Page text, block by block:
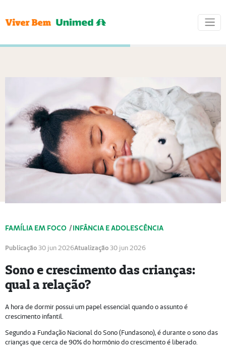
FAMÍLIA EM FOCO /INFÂNCIA E ADOLESCÊNCIA
Publicação30 jun 2026Atualização30 jun 2026
Sono e crescimento das crianças:
qual a relação?
A hora de dormir possui um papel essencial quando o assunto é
crescimento infantil.
Segundo a Fundação Nacional do Sono (Fundasono), é durante o sono das
crianças que cerca de 90% do hormônio do crescimento é liberado.